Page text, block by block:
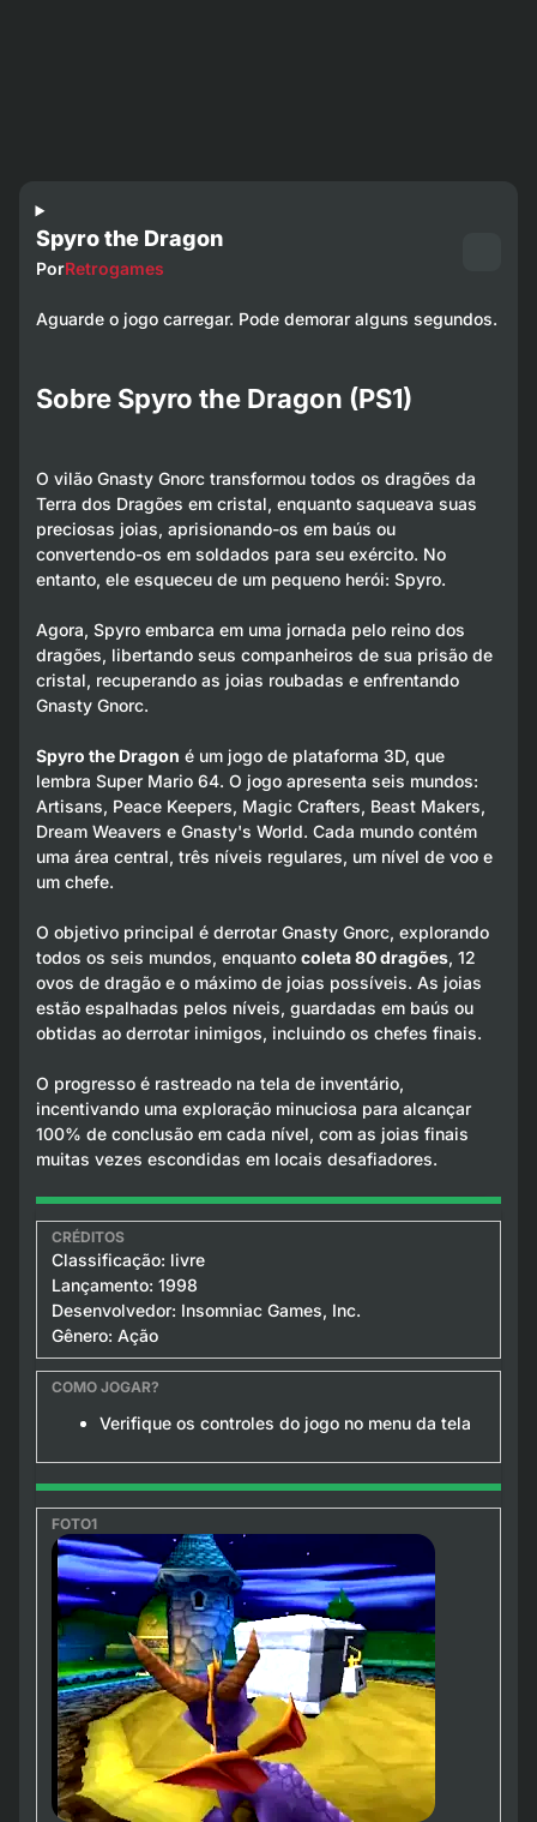
Spyro the Dragon
PorRetrogames
Aguarde o jogo carregar. Pode demorar alguns segundos.
Sobre Spyro the Dragon (PS1)
O vilão Gnasty Gnorc transformou todos os dragões da
Terra dos Dragões em cristal, enquanto saqueava suas
preciosas joias, aprisionando-os em baús ou
convertendo-os em soldados para seu exército. No
entanto, ele esqueceu de um pequeno herói: Spyro.
Agora, Spyro embarca em uma jornada pelo reino dos
dragões, libertando seus companheiros de sua prisão de
cristal, recuperando as joias roubadas e enfrentando
Gnasty Gnorc.
Spyro the Dragon é um jogo de plataforma 3D, que
lembra Super Mario 64. O jogo apresenta seis mundos:
Artisans, Peace Keepers, Magic Crafters, Beast Makers,
Dream Weavers e Gnasty's World. Cada mundo contém
uma área central, três níveis regulares, um nível de voo e
um chefe.
O objetivo principal é derrotar Gnasty Gnorc, explorando
todos os seis mundos, enquanto coleta 80 dragões, 12
ovos de dragão e o máximo de joias possíveis. As joias
estão espalhadas pelos níveis, guardadas em baús ou
obtidas ao derrotar inimigos, incluindo os chefes finais.
O progresso é rastreado na tela de inventário,
incentivando uma exploração minuciosa para alcançar
100% de conclusão em cada nível, com as joias finais
muitas vezes escondidas em locais desafiadores.
Classificação: livre
Lançamento: 1998
Desenvolvedor: Insomniac Games, Inc.
Gênero: Ação
Verifique os controles do jogo no menu da tela